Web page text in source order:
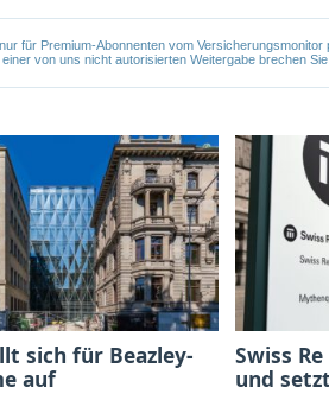
für Premium-Abonnenten vom
von uns nicht autorisierten Weitergabe brechen
sich für Beazley-
auf
Swiss
und